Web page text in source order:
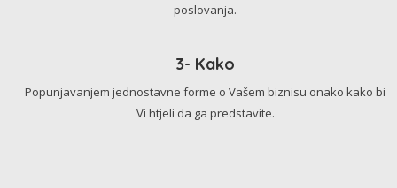
poslovanja.
3- Kako
Popunjavanjem jednostavne forme o Vašem biznisu onako kako bi
Vi htjeli da ga predstavite.